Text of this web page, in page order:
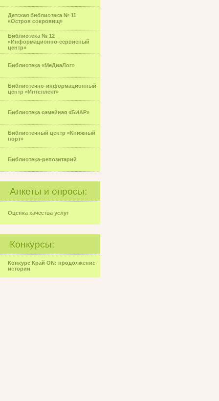
Детская библиотека № 11
«Остров сокровищ»
Библиотека № 12
«Информационно-сервисный
центр»
Библиотека «МеДиаЛог»
Библиотечно-информационный
центр «Интеллект»
Библиотека семейная «БИАР»
Библиотечный центр «Книжный
порт»
Библиотека-репозитарий
Анкеты и опросы:
Оценка качества услуг
Конкурсы:
Конкурс Край ON: продолжение
истории